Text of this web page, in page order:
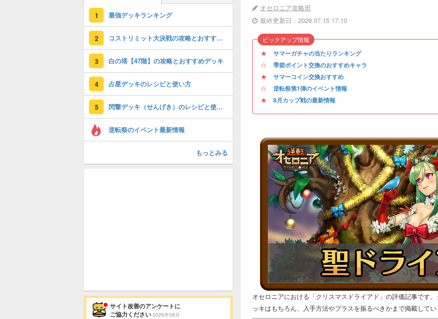
オセロニア攻略班
最終更新日：2026.07.15 17:10
★ サマーガチャの当たりランキング
☆ 季節ポイント交換のおすすめキャラ
★ サマーコイン交換おすすめ
☆ 逆転祭第1弾のイベント情報
★ 8月カップ戦の最新情報
ピックアップ情報
オセロニアにおける「クリスマスドライアド」の評価記事です
ッキはもちろん、入手方法やプラスを振るべきかまで掲載して
1 最強デッキランキング
2 コストリミット大決戦の攻略とおすすめデッキ
3 白の塔【47階】の攻略とおすすめデッキ
4 占星デッキのレシピと使い方
5 閃撃デッキ（せんげき）のレシピと使い方を解説｜花鳥風月
逆転祭のイベント最新情報
もっとみる
サイト改善のアンケートに
ご協力ください 2026年08月